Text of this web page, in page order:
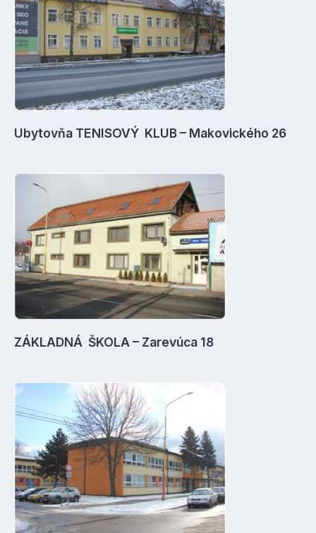
Ubytovňa TENISOVÝ KLUB – Makovického 26
ZÁKLADNÁ ŠKOLA – Zarevúca 18